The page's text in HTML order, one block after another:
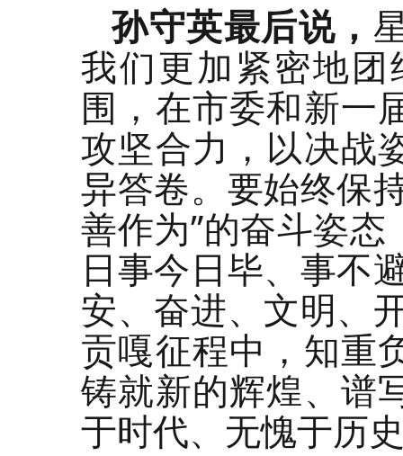
孙守英最后说，
我们更加紧密地
围，在市委和新一
攻坚合力，以决战
异答卷。要始终保
善作为”的奋斗姿
日事今日毕、事不
安、奋进、文明、
贡嘎征程中，知重
铸就新的辉煌、谱
于时代、无愧于历